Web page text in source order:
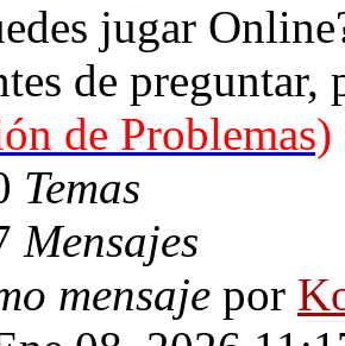
jugar
de
de Problemas)
Temas
Mensajes
mensaje por